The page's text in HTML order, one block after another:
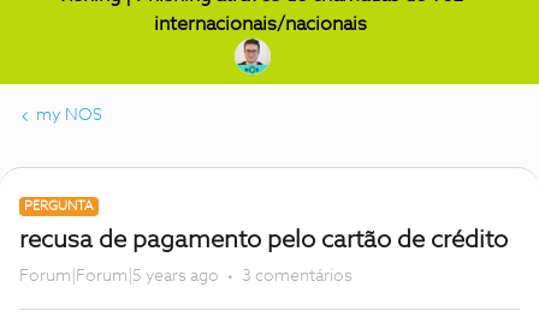
internacionais/nacionais
my NOS
PERGUNTA
recusa de pagamento pelo cartão de crédito
Forum|Forum|5 years ago 3 comentários